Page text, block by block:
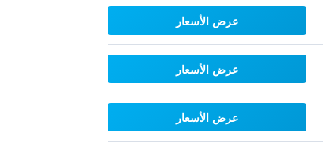
عرض الأسعار
عرض الأسعار
عرض الأسعار